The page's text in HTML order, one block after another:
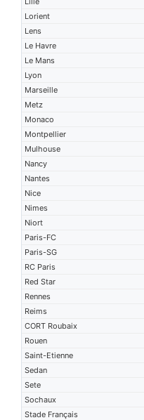
Lorient
Lens
Le Havre
Le Mans
Lyon
Marseille
Metz
Monaco
Montpellier
Mulhouse
Nancy
Nantes
Nice
Nimes
Niort
Paris-FC
Paris-SG
RC Paris
Red Star
Rennes
Reims
CORT Roubaix
Rouen
Saint-Etienne
Sedan
Sete
Sochaux
Stade Français